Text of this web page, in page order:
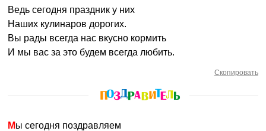
Ведь сегодня праздник у них
Наших кулинаров дорогих.
Вы рады всегда нас вкусно кормить
И мы вас за это будем всегда любить.
Скопировать
Мы сегодня поздравляем